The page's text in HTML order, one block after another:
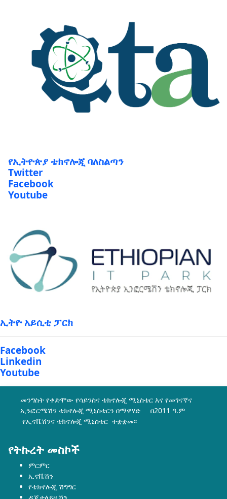
Twitter
Facebook
Youtube
Facebook
Linkedin
Youtube
መንግስት የቀድሞው የሳይንስና ቴክኖሎጂ ሚኒስቴር እና የመገናኛና
ኢንፎርሜሽን ቴክኖሎጂ ሚኒስቴርን በማዋሃድ በ2011 ዓ.ም
የኢኖቬሽንና ቴክኖሎጂ ሚኒስቴር ተቋቋመ፡፡
ምርምር
ኢኖቬሽን
የቴክኖሎጂ ሽግግር
ዲጂታላይዜሽን